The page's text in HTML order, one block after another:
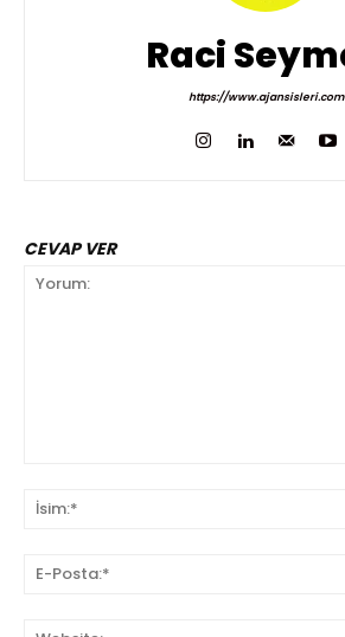
Raci
https://www.ajansisleri.com
CEVAP VER